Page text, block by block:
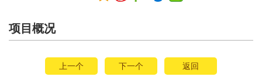
项目概况
上一个 下一个 返回